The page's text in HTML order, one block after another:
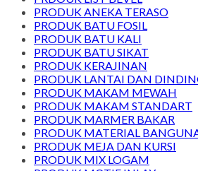
PRODUK ANEKA TERASO
PRODUK BATU FOSIL
PRODUK BATU KALI
PRODUK BATU SIKAT
PRODUK KERAJINAN
PRODUK LANTAI DAN
PRODUK MAKAM MEWAH
PRODUK MAKAM STANDART
PRODUK MARMER BAKAR
PRODUK MATERIAL
PRODUK MEJA DAN KURSI
PRODUK MIX LOGAM